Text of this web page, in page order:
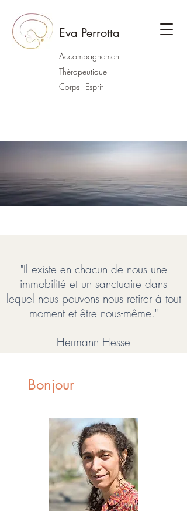
Eva Perrotta
Accompagnement
Thérapeutique
Corps - Esprit
"Il existe en chacun de nous une
immobilité et un sanctuaire dans
lequel nous pouvons nous retirer à tout
moment et être nous-même."
Hermann Hesse
Bonjour